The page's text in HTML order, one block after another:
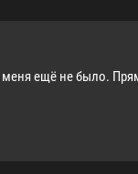
ещё не было.